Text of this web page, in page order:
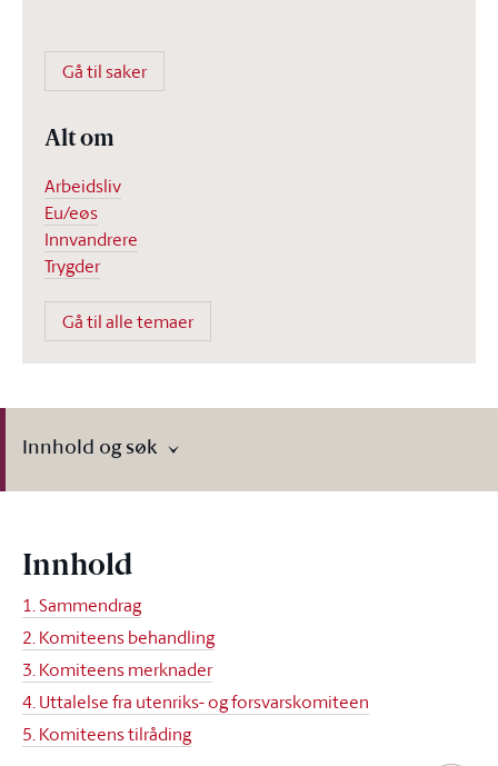
Gå til saker
Alt om
Arbeidsliv
Eu/eøs
Innvandrere
Trygder
Gå til alle temaer
Innhold og søk
Innhold
1. Sammendrag
2. Komiteens behandling
3. Komiteens merknader
4. Uttalelse fra utenriks- og forsvarskomiteen
5. Komiteens tilråding